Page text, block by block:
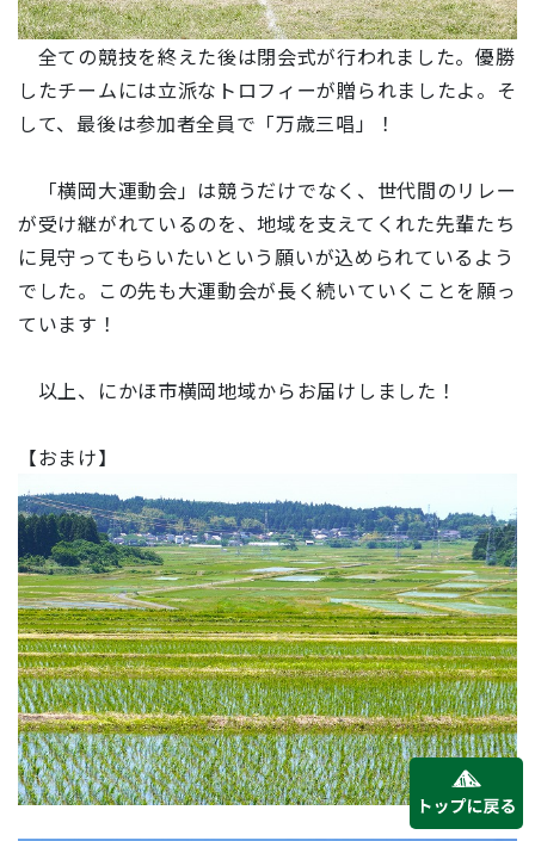
全ての競技を終えた後は閉会式が行われました。優勝
したチームには立派なトロフィーが贈られましたよ。そ
して、最後は参加者全員で「万歳三唱」！
「横岡大運動会 」は競うだけでなく、世代間のリレー
が受け継がれているのを、地域を支えてくれた先輩たち
に 見守ってもらいたいという願いが込められているよう
でした。この先も大運動会が長く続いていくことを願っ
ています！
以上、にかほ市横岡地域からお届けしました！
【おまけ】